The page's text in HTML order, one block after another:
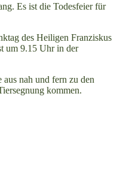
Es ist die Todesfeier für
des Heiligen Franziskus
um 9.15 Uhr in der
nah und fern zu den
kommen.